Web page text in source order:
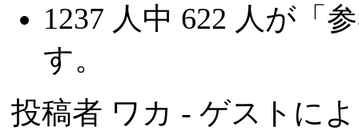
1237 人中 622 人が「
す。
投稿者 ワカ - ゲストに